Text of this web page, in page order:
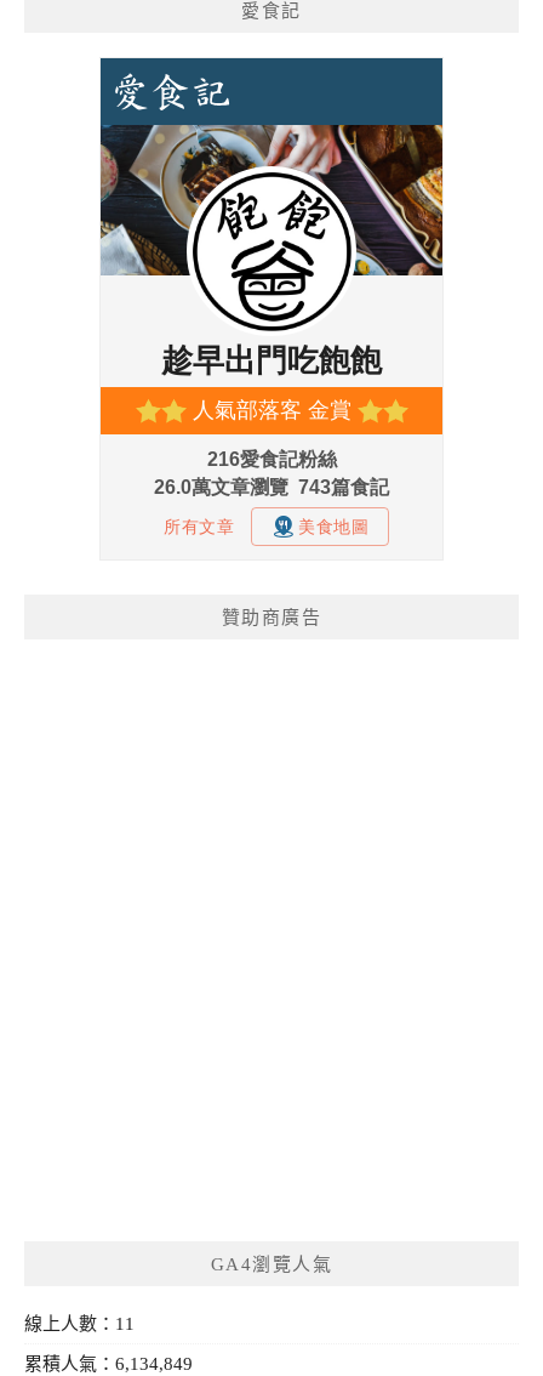
愛食記
贊助商廣告
GA4瀏覽人氣
線上人數：11
累積人氣：6,134,849